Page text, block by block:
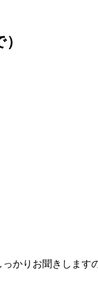
かりお聞きします